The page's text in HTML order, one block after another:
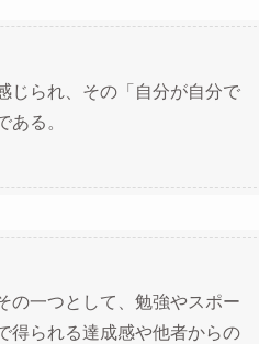
じられ、その「自分が自分で
る。
の一つとして、勉強やスポー
得られる達成感や他者からの